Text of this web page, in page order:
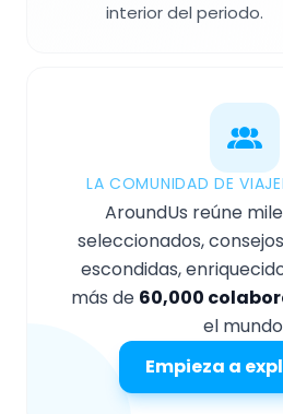
interior del periodo.
LA COMUNIDAD DE
AroundUs reúne
seleccionados,
escondidas,
más de 60,000
el
Empieza a